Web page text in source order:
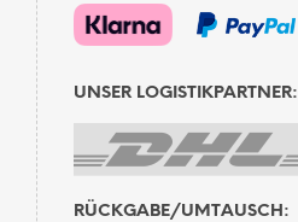
UNSER LOGISTIKPARTNER:
RÜCKGABE/UMTAUSCH: